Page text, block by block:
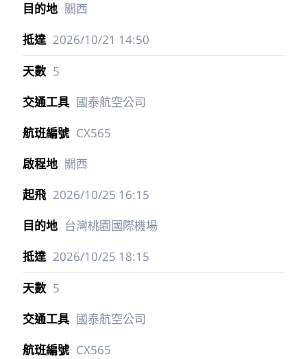
關西
2026/10/21 14:50
5
國泰航空公司
CX565
關西
2026/10/25 16:15
台灣桃園國際機場
2026/10/25 18:15
5
國泰航空公司
CX565